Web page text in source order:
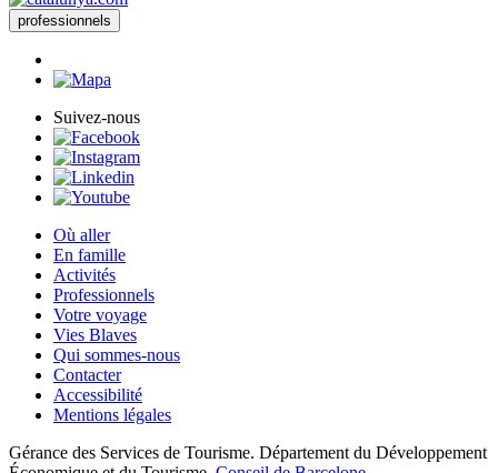
professionnels
Suivez-nous
Où aller
En famille
Activités
Professionnels
Votre voyage
Vies Blaves
Qui sommes-nous
Contacter
Accessibilité
Mentions légales
Gérance des Services de Tourisme. Département du Développement